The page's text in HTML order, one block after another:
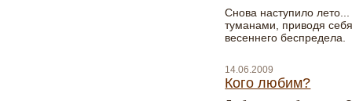
Снова наступило
туманами, приводя
весеннего беспредела.
14.06.2009
Кого любим?